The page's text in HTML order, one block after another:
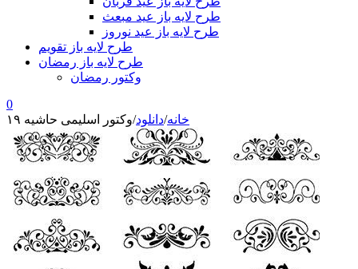
طرح لایه باز عید مبعث
طرح لایه باز عید نوروز
طرح لایه باز تقویم
طرح لایه باز رمضان
وکتور رمضان
0
خانه/دانلود/وکتور اسلیمی حاشیه ۱۹